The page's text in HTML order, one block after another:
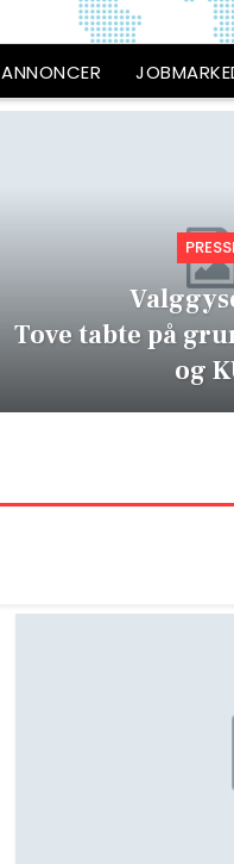
ANNONCER
Tove tabte på
og